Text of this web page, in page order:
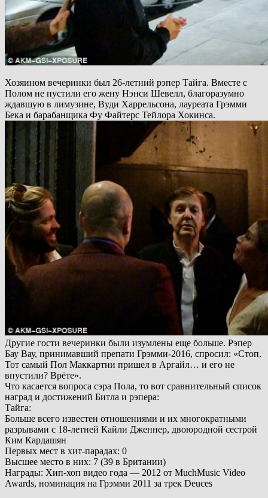
Хозяином вечеринки был 26-летний рэпер Тайга. Вместе с
Полом не пустили его жену Нэнси Шевелл, благоразумно
ждавшую в лимузине, Вуди Харрельсона, лауреата Грэмми
Бека и барабанщика Фу Файтерс Тейлора Хокинса.
Другие гости вечеринки были изумлены еще больше. Рэпер
Бау Вау, принимавший препати Грэмми-2016, спросил: «Стоп.
Тот самый Пол Маккартни пришел в Аргайл… и его не
впустили? Врёте».
Что касается вопроса сэра Пола, то вот сравнительный список
наград и достижений Битла и рэпера:
Тайга:
Больше всего известен отношениями и их многократными
разрывами с 18-летней Кайли Дженнер, двоюродной сестрой
Ким Кардашян
Первых мест в хит-парадах: 0
Высшее место в них: 7 (39 в Британии)
Награды: Хип-хоп видео года — 2012 от MuchMusic Video
Awards, номинация на Грэмми 2011 за трек Deuces